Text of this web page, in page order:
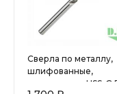
Сверла по металлу,
шлифованные,
удлиненные, HSS-G